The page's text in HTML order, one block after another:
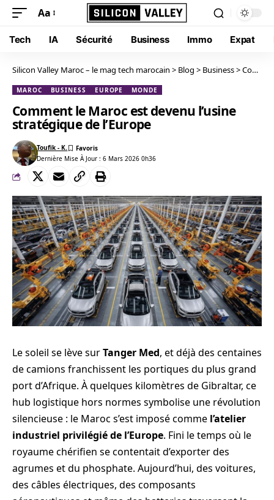
Aa
Tech IA Sécurité Business Immo Expat
Silicon Valley Maroc – le mag tech marocain > Blog > Business>Comment le Maroc est devenu l’usine stratégique de l’Europe
MAROC BUSINESS EUROPE MONDE
Comment le Maroc est devenu l’usine
stratégique de l’Europe
Dernière Mise À Jour : 6 Mars 2026 0h36
Toufik - K.
Le soleil se lève surTanger Med, et déjà des centaines
de camions franchissent les portiques du plus grand
port d’Afrique. À quelques kilomètres de Gibraltar, ce
hub logistique hors normes symbolise une révolution
silencieuse : le Maroc s’est imposé comme l’atelier
industriel privilégié de l’Europe. Fini le temps où le
royaume chérifien se contentait d’exporter des
agrumes et du phosphate. Aujourd’hui, des voitures,
des câbles électriques, des composants